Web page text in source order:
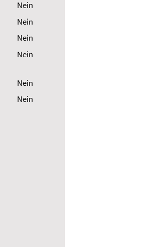
Nein
Nein
Nein
Nein
Nein
Nein